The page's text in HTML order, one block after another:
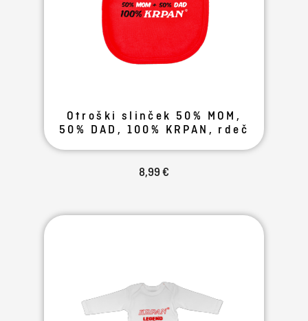
Otroški slinček 50% MOM,
50% DAD, 100% KRPAN, rdeč
8,99 €